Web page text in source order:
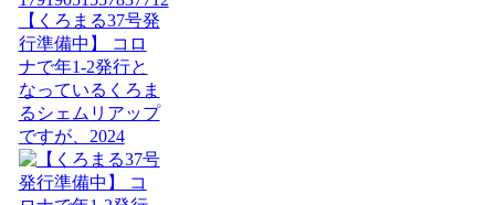
【くろまる37号発
行準備中】 コロ
ナで年1-2発行と
なっているくろま
るシェムリアップ
ですが、2024